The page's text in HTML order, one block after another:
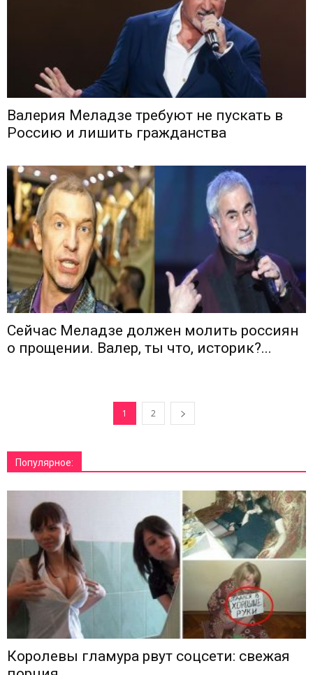
Валерия Меладзе требуют не пускать в
Россию и лишить гражданства
Сейчас Меладзе должен молить россиян
о прощении. Валер, ты что, историк?...
1 2
Популярное:
Королевы гламура рвут соцсети: свежая